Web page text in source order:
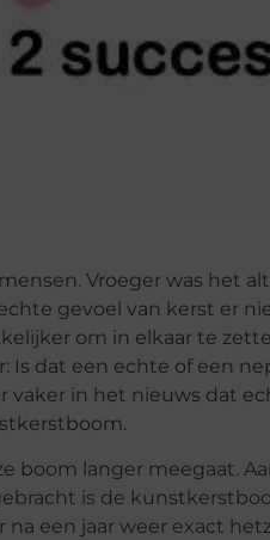
Vroeger was het
gevoel van kerst er
om in elkaar te
Is dat een echte of een
in het nieuws dat
boom langer meegaat.
is de
een jaar weer exact